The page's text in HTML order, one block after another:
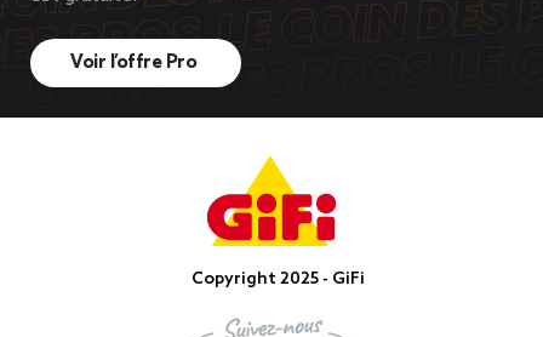
Voir l’offre Pro
Copyright 2025 - GiFi